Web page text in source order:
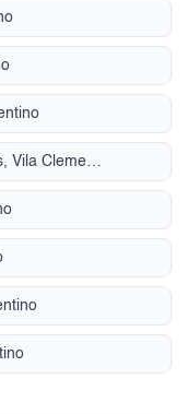
Avenida Professorua Ascendino Reis, Vila Clementino